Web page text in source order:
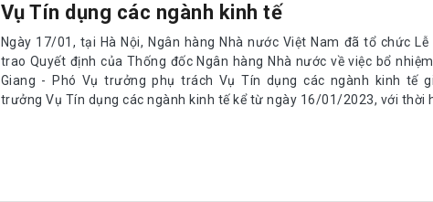
Vụ Tín dụng các ngành kinh tế
Ngày 17/01, tại Hà Nội, Ngân hàng Nhà nước Việt Nam đã tổ chức
trao Quyết định của Thống đốc Ngân hàng Nhà nước về việc bổ
Giang - Phó Vụ trưởng phụ trách Vụ Tín dụng các ngành kinh tế
trưởng Vụ Tín dụng các ngành kinh tế kể từ ngày 16/01/2023, với thời